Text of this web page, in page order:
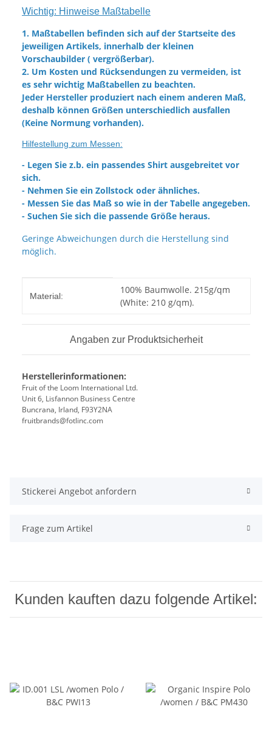
Wichtig: Hinweise Maßtabelle
1. Maßtabellen befinden sich auf der Startseite des
jeweiligen Artikels, innerhalb der kleinen
Vorschaubilder ( vergrößerbar).
2. Um Kosten und Rücksendungen zu vermeiden, ist
es sehr wichtig Maßtabellen zu beachten.
Jeder Hersteller produziert nach einem anderen Maß,
deshalb können Größen unterschiedlich ausfallen
(Keine Normung vorhanden).
Hilfestellung zum Messen:
- Legen Sie z.b. ein passendes Shirt ausgebreitet vor
sich.
- Nehmen Sie ein Zollstock oder ähnliches.
- Messen Sie das Maß so wie in der Tabelle angegeben.
- Suchen Sie sich die passende Größe heraus.
Geringe Abweichungen durch die Herstellung sind
möglich.
Material:
100% Baumwolle. 215g/qm
(White: 210 g/qm).
Angaben zur Produktsicherheit
Herstellerinformationen:
Fruit of the Loom International Ltd.
Unit 6, Lisfannon Business Centre
Buncrana, Irland, F93Y2NA
fruitbrands@fotlinc.com
Stickerei Angebot anfordern
Frage zum Artikel
Kunden kauften dazu folgende Artikel: